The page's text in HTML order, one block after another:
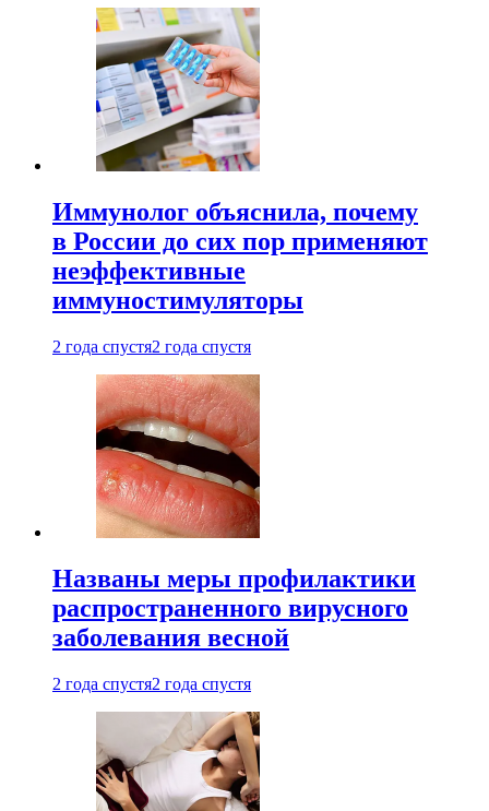
Иммунолог объяснила, почему
в России до сих пор применяют
неэффективные
иммуностимуляторы
2 года спустя2 года спустя
Названы меры профилактики
распространенного вирусного
заболевания весной
2 года спустя2 года спустя